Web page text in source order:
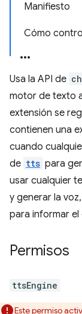
Manifiesto
Cómo
Usa la API de
motor de texto
extensión se
contienen una
cuando
de tts para
usar cualquier
y generar la
para informar el
Permisos
ttsEngine
Este permiso